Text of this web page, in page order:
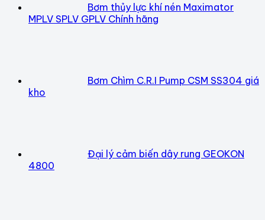
Bơm thủy lực khí nén Maximator
MPLV SPLV GPLV Chính hãng
Bơm Chìm C.R.I Pump CSM SS304 giá
kho
Đại lý cảm biến dây rung GEOKON
4800